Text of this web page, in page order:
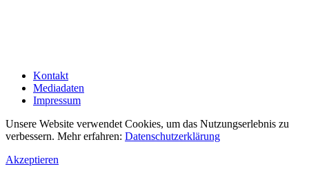
Kontakt
Mediadaten
Impressum
Unsere Website verwendet Cookies, um das Nutzungserlebnis zu
verbessern. Mehr erfahren: Datenschutzerklärung
Akzeptieren